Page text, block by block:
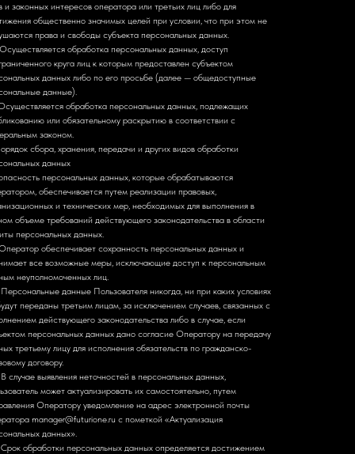
и законных интересов оператора или третьих лиц либо для
общественно значимых целей при условии, что при этом не
права и свободы субъекта персональных данных.
обработка персональных данных, доступ
круга лиц к которым предоставлен субъектом
данных либо по его просьбе (далее — общедоступные
данные).
обработка персональных данных, подлежащих
или обязательному раскрытию в соответствии с
законом.
сбора, хранения, передачи и других видов обработки
данных
персональных данных, которые обрабатываются
обеспечивается путем реализации правовых,
и технических мер, необходимых для выполнения в
объеме требований действующего законодательства в области
персональных данных.
обеспечивает сохранность персональных данных и
все возможные меры, исключающие доступ к персональным
неуполномоченных лиц.
данные Пользователя никогда, ни при каких условиях
переданы третьим лицам, за исключением случаев, связанных с
действующего законодательства либо в случае, если
персональных данных дано согласие Оператору на передачу
третьему лицу для исполнения обязательств по гражданско-
договору.
случае выявления неточностей в персональных данных,
может актуализировать их самостоятельно, путем
Оператору уведомление на адрес электронной почты
manager@futurione.ru с пометкой «Актуализация
данных».
обработки персональных данных определяется достижением